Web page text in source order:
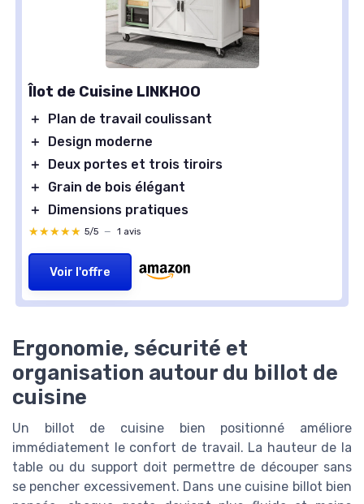
Îlot de Cuisine LINKHOO
＋
Plan de travail coulissant
＋
Design moderne
＋
Deux portes et trois tiroirs
＋
Grain de bois élégant
＋
Dimensions pratiques
★★★★★
★★★★★ 5/5 — 1 avis
Voir l'offre
Ergonomie, sécurité et
organisation autour du billot de
cuisine
Un billot de cuisine bien positionné améliore
immédiatement le confort de travail. La hauteur de la
table ou du support doit permettre de découper sans
se pencher excessivement. Dans une cuisine billot bien